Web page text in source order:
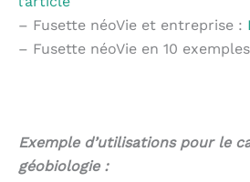
– Fusette néoVie et entreprise :
– Fusette néoVie en 10
Exemple d’utilisations pour le
géobiologie :